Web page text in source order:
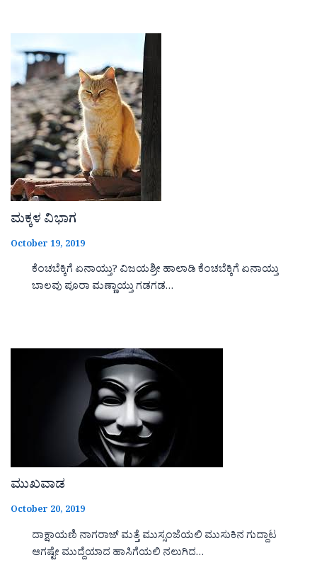
ಮಕ್ಕಳ ವಿಭಾಗ
October 19, 2019
ಕೆಂಚಬೆಕ್ಕಿಗೆ ಏನಾಯ್ತು? ವಿಜಯಶ್ರೀ ಹಾಲಾಡಿ ಕೆಂಚಬೆಕ್ಕಿಗೆ ಏನಾಯ್ತು
ಬಾಲವು ಪೂರಾ ಮಣ್ಣಾಯ್ತು ಗಡಗಡ…
ಮುಖವಾಡ
October 20, 2019
ದಾಕ್ಷಾಯಣಿ ನಾಗರಾಜ್ ಮತ್ತೆ ಮುಸ್ಸಂಜೆಯಲಿ ಮುಸುಕಿನ ಗುದ್ದಾಟ
ಆಗಷ್ಟೇ ಮುದ್ದೆಯಾದ ಹಾಸಿಗೆಯಲಿ ನಲುಗಿದ…